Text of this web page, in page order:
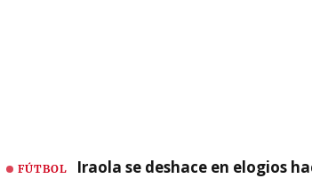
FÚTBOL Iraola se deshace en elogios